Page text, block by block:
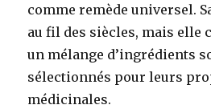
comme remède universel.
au fil des siècles, mais elle
un mélange d’ingrédients
sélectionnés pour leurs
médicinales.